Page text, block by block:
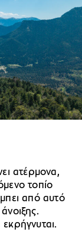
ατέρμονα,
τοπίο
από αυτό